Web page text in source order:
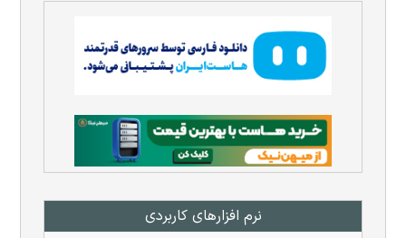
نرم افزار‌های کاربردی